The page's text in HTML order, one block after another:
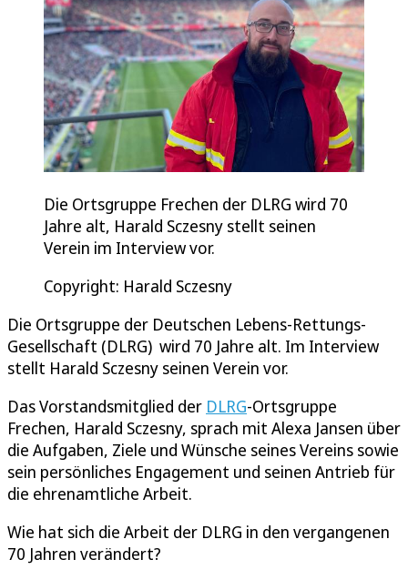
Die Ortsgruppe Frechen der DLRG wird 70
Jahre alt, Harald Sczesny stellt seinen
Verein im Interview vor.
Copyright: Harald Sczesny
Die Ortsgruppe der Deutschen Lebens-Rettungs-
Gesellschaft (DLRG) wird 70 Jahre alt. Im Interview
stellt Harald Sczesny seinen Verein vor.
Das Vorstandsmitglied der DLRG-Ortsgruppe
Frechen, Harald Sczesny, sprach mit Alexa Jansen über
die Aufgaben, Ziele und Wünsche seines Vereins sowie
sein persönliches Engagement und seinen Antrieb für
die ehrenamtliche Arbeit.
Wie hat sich die Arbeit der DLRG in den vergangenen
70 Jahren verändert?